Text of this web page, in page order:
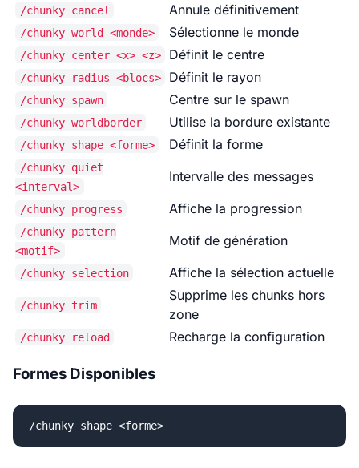
/chunky cancel Annule définitivement
/chunky world <monde> Sélectionne le monde
/chunky center <x> <z> Définit le centre
/chunky radius <blocs> Définit le rayon
/chunky spawn Centre sur le spawn
/chunky worldborder Utilise la bordure existante
/chunky shape <forme> Définit la forme
/chunky quiet
<interval>
Intervalle des messages
/chunky progress Affiche la progression
/chunky pattern
<motif>
Motif de génération
/chunky selection Affiche la sélection actuelle
/chunky trim
Supprime les chunks hors
zone
/chunky reload Recharge la configuration
Formes Disponibles